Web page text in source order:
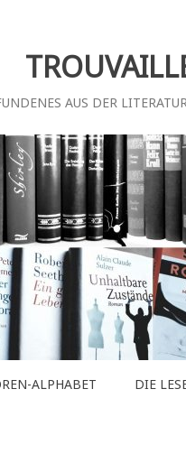
AUS DER
ALPHABET DIE